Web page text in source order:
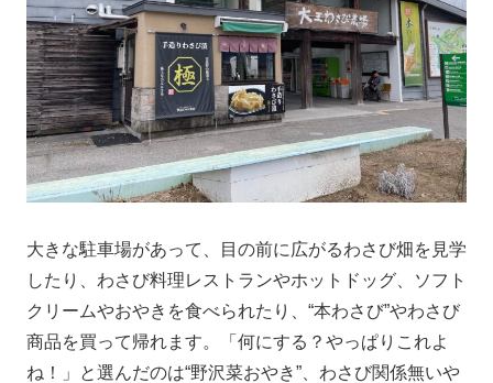
大きな駐車場があって、目の前に広がるわさび畑を見学
したり、わさび料理レストランやホットドッグ、ソフト
クリームやおやきを食べられたり、“本わさび”やわさび
商品を買って帰れます。「何にする？やっぱりこれよ
ね！」と選んだのは“野沢菜おやき”、わさび関係無いや